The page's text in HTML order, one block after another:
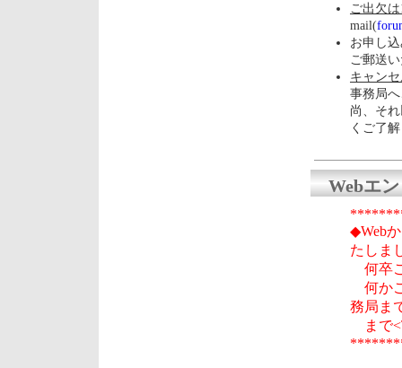
ご出欠
mail(
お申し
ご郵送
キャン
事務局
尚、そ
くご了
Webエ
◆Web
たしま
何卒
何か
務局ま
まで